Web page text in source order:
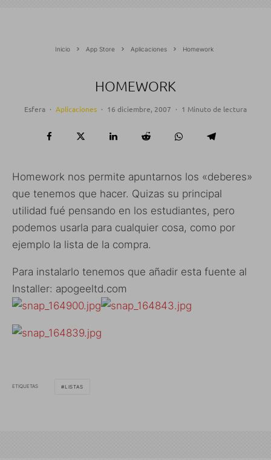
Inicio App Store Aplicaciones Homework
HOMEWORK
Esfera · Aplicaciones · 16 diciembre, 2007 · 1 Minuto de lectura
Homework nos permite apuntarnos los «deberes»
que tenemos que hacer. Quizas su principal
utilidad fué pensando en los estudiantes, pero
podemos usarla para cualquier cosa, como por
ejemplo la lista de la compra.
Para instalarlo tenemos que añadir esta fuente al
Installer: apogeeltd.com
ETIQUETAS LISTAS